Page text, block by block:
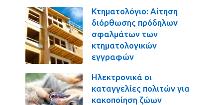
Κτηματολόγιο: Αίτηση
διόρθωσης πρόδηλων
σφαλμάτων των
κτηματολογικών
εγγραφών
Ηλεκτρονικά οι
καταγγελίες πολιτών για
κακοποίηση ζώων